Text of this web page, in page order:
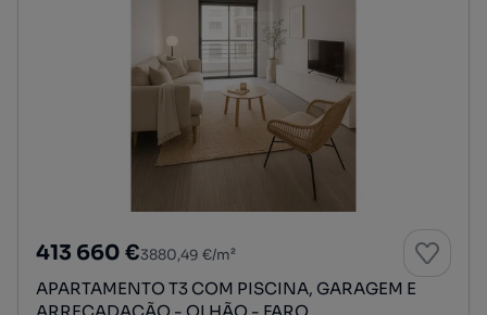
413 660 €3880,49 €/m²
APARTAMENTO T3 COM PISCINA, GARAGEM E